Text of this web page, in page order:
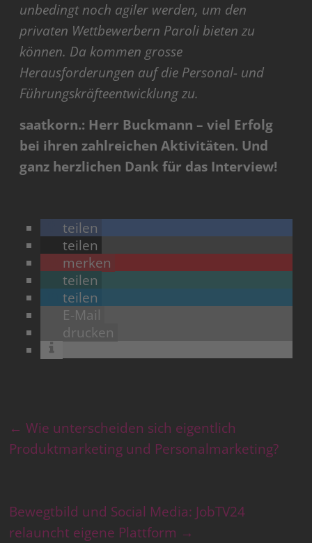
unbedingt noch agiler werden, um den
privaten Wettbewerbern Paroli bieten zu
können. Da kommen grosse
Herausforderungen auf die Personal- und
Führungskräfteentwicklung zu.
saatkorn.: Herr Buckmann – viel Erfolg
bei ihren zahlreichen Aktivitäten. Und
ganz herzlichen Dank für das Interview!
teilen
teilen
merken
teilen
teilen
E-Mail
drucken
← Wie unterscheiden sich eigentlich
Produktmarketing und Personalmarketing?
Bewegtbild und Social Media: JobTV24
relauncht eigene Plattform →